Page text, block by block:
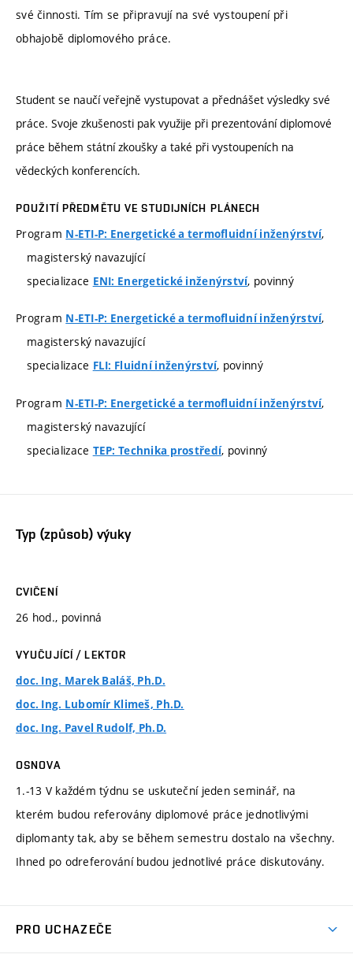
své činnosti. Tím se připravují na své vystoupení při
obhajobě diplomového práce.
Student se naučí veřejně vystupovat a přednášet výsledky své
práce. Svoje zkušenosti pak využije při prezentování diplomové
práce během státní zkoušky a také při vystoupeních na
vědeckých konferencích.
POUŽITÍ PŘEDMĚTU VE STUDIJNÍCH PLÁNECH
Program N-ETI-P: Energetické a termofluidní inženýrství,
magisterský navazující
specializace ENI: Energetické inženýrství, povinný
Program N-ETI-P: Energetické a termofluidní inženýrství,
magisterský navazující
specializace FLI: Fluidní inženýrství, povinný
Program N-ETI-P: Energetické a termofluidní inženýrství,
magisterský navazující
specializace TEP: Technika prostředí, povinný
Typ (způsob) výuky
CVIČENÍ
26 hod., povinná
VYUČUJÍCÍ / LEKTOR
doc. Ing. Marek Baláš, Ph.D.
doc. Ing. Lubomír Klimeš, Ph.D.
doc. Ing. Pavel Rudolf, Ph.D.
OSNOVA
1.-13 V každém týdnu se uskuteční jeden seminář, na
kterém budou referovány diplomové práce jednotlivými
diplomanty tak, aby se během semestru dostalo na všechny.
Ihned po odreferování budou jednotlivé práce diskutovány.
PRO UCHAZEČE